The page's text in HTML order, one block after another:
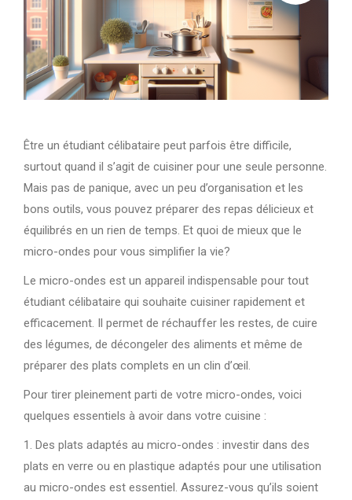
Être un étudiant célibataire peut parfois être difficile,
surtout quand il s’agit de cuisiner pour une seule personne.
Mais pas de panique, avec un peu d’organisation et les
bons outils, vous pouvez préparer des repas délicieux et
équilibrés en un rien de temps. Et quoi de mieux que le
micro-ondes pour vous simplifier la vie?
Le micro-ondes est un appareil indispensable pour tout
étudiant célibataire qui souhaite cuisiner rapidement et
efficacement. Il permet de réchauffer les restes, de cuire
des légumes, de décongeler des aliments et même de
préparer des plats complets en un clin d’œil.
Pour tirer pleinement parti de votre micro-ondes, voici
quelques essentiels à avoir dans votre cuisine :
1. Des plats adaptés au micro-ondes : investir dans des
plats en verre ou en plastique adaptés pour une utilisation
au micro-ondes est essentiel. Assurez-vous qu’ils soient